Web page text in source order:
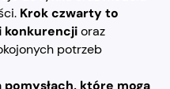
Krok czwarty to
konkurencjioraz
potrzeb
które mogą